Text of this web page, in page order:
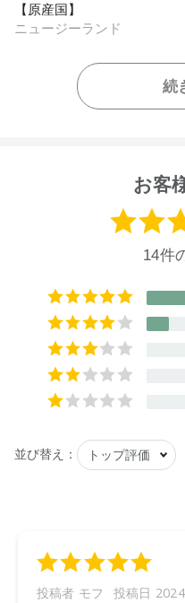
【原産国】
ニュージーランド
【メーカー品番】
店舗でお問い合わせの際に
9420015011203
※代引き不可商品です。別
●パッケージはリニューア
合がございます。
●パッケージのリニューア
●予告なくパッケージ仕様
続
お客